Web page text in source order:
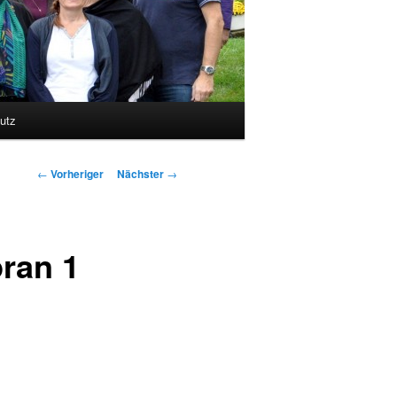
Beitragsnavigation
← Vorheriger Nächster →
1